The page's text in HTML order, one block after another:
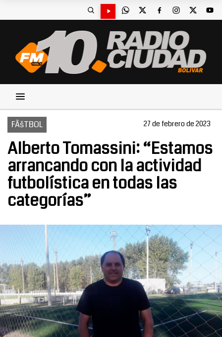
FÃšTBOL 27 de febrero de 2023
Alberto Tomassini: “Estamos
arrancando con la actividad
futbolística en todas las
categorías”